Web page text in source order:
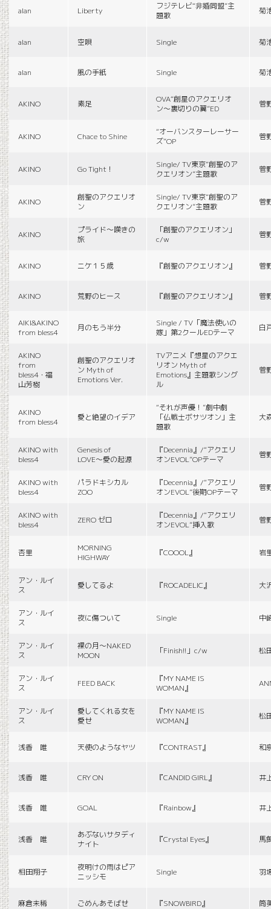
alan Liberty
フジテレビ“非婚同盟”主
題歌
菊
alan 空唄 Single 菊
alan 風の手紙 Single 菊
AKINO 素足
OVA“創星のアクエリオ
ン〜裏切りの翼”ED
菅
AKINO Chace to Shine
“オーバンスターレーサー
ズ”OP
菅
AKINO Go Tight！
Single/ TV東京“創聖のア
クエリオン”主題歌
菅
AKINO
創聖のアクエリオ
ン
Single/ TV東京“創聖のア
クエリオン”主題歌
菅
AKINO
プライド〜嘆きの
旅
「創聖のアクエリオン」
c/w
菅
AKINO ニケ１５歳 『創聖のアクエリオン』 菅
AKINO 荒野のヒース 『創聖のアクエリオン』 菅
AIKI&AKINO
from bless4
月のもう半分
Single / TV「魔法使いの
嫁」第2クールEDテーマ
白
AKINO
from
bless4・福
山芳樹
創聖のアクエリオ
ン Myth of
Emotions Ver.
TVアニメ『想星のアクエ
リオン Myth of
Emotions』主題歌シング
ル
菅
AKINO
from bless4
愛と絶望のイデア
“それが声優！”劇中劇
「仏戦士ボサツオン」主
題歌
大
AKINO with
bless4
Genesis of
LOVE〜愛の起源
『Decennia』/“アクエリ
オンEVOL”OPテーマ
菅
AKINO with
bless4
パラドキシカル
ZOO
『Decennia』/“アクエリ
オンEVOL”後期OPテーマ
菅
AKINO with
bless4
ZERO ゼロ
『Decennia』/“アクエリ
オンEVOL”挿入歌
菅
杏里
MORNING
HIGHWAY
『COOOL』 岩
アン・ルイ
ス
愛してるよ 『ROCADELIC』 大
アン・ルイ
ス
夜に傷ついて Single 中
アン・ルイ
ス
裸の月〜NAKED
MOON
「Finish!!」c/w 松
アン・ルイ
ス
FEED BACK
『MY NAME IS
WOMAN』
アン・ルイ
ス
愛してくれる女を
愛せ
『MY NAME IS
WOMAN』
松
浅香 唯 天使のようなヤツ 『CONTRAST』 和
浅香 唯 CRY ON 『CANDID GIRL』 井
浅香 唯 GOAL 『Rainbow』 井
浅香 唯
あぶないサタディ
ナイト
『Crystal Eyes』 馬
相田翔子
夜明けの雨はピア
ニッシモ
Single 羽
麻倉未稀 ごめんあそばせ 『SNOWBIRD』 筒